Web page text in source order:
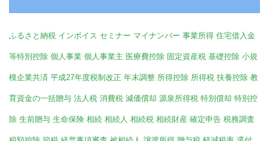
ふるさと納税 インボイス セミナー マイナンバー 事業所得 住宅借入金
等特別控除 個人事業 個人事業主 医療費控除 固定資産税 基礎控除 小規
模企業共済 平成27年度税制改正 年末調整 所得控除 所得税 扶養控除 教
育資金の一括贈与 法人税 消費税 減価償却 源泉所得税 特別償却 特別控
除 生前贈与 生命保険 相続 相続人 相続税 相続財産 確定申告 税務調査